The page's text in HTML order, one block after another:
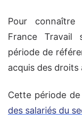
Pour connaître
France Travail
période de
acquis des droits
Cette période
des salariés du